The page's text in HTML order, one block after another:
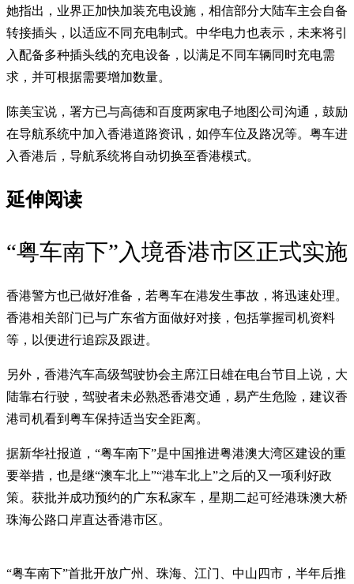
她指出，业界正加快加装充电设施，相信部分大陆车主会自备
转接插头，以适应不同充电制式。中华电力也表示，未来将引
入配备多种插头线的充电设备，以满足不同车辆同时充电需
求，并可根据需要增加数量。
陈美宝说，署方已与高德和百度两家电子地图公司沟通，鼓励
在导航系统中加入香港道路资讯，如停车位及路况等。粤车进
入香港后，导航系统将自动切换至香港模式。
延伸阅读
“粤车南下”入境香港市区正式实施
香港警方也已做好准备，若粤车在港发生事故，将迅速处理。
香港相关部门已与广东省方面做好对接，包括掌握司机资料
等，以便进行追踪及跟进。
另外，香港汽车高级驾驶协会主席江日雄在电台节目上说，大
陆靠右行驶，驾驶者未必熟悉香港交通，易产生危险，建议香
港司机看到粤车保持适当安全距离。
据新华社报道，“粤车南下”是中国推进粤港澳大湾区建设的重
要举措，也是继“澳车北上”“港车北上”之后的又一项利好政
策。获批并成功预约的广东私家车，星期二起可经港珠澳大桥
珠海公路口岸直达香港市区。
“粤车南下”首批开放广州、珠海、江门、中山四市，半年后推